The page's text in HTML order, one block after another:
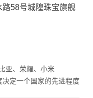
58号城隍珠宝旗舰
亚、荣耀、小米
决定一个国家的先进程度